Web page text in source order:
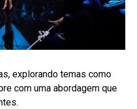
explorando temas como
com uma abordagem que